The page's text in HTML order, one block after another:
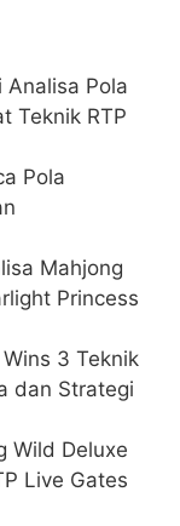
Pola
Teknik RTP
Pola
Mahjong
Princess
3 Teknik
dan Strategi
Wild Deluxe
Live Gates